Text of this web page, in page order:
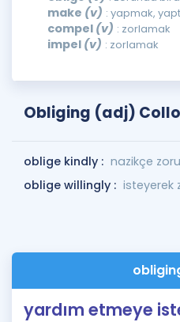
make (v) : yapmak,
compel (v) : zorlamak
impel (v) : zorlamak
Obliging (adj)
oblige kindly : nazikçe
oblige willingly : isteyerek
yardım etmeye